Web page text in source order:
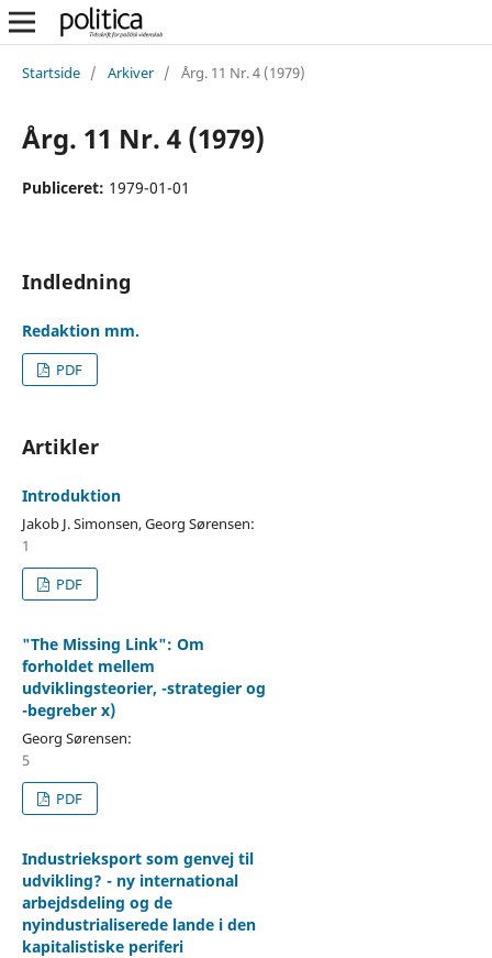
Startside / Arkiver / Årg. 11 Nr. 4 (1979)
Årg. 11 Nr. 4 (1979)
Publiceret: 1979-01-01
Indledning
Redaktion mm.
PDF
Artikler
Introduktion
Jakob J. Simonsen, Georg Sørensen:
1
PDF
"The Missing Link": Om
forholdet mellem
udviklingsteorier, -strategier og
-begreber x)
Georg Sørensen:
5
PDF
Industrieksport som genvej til
udvikling? - ny international
arbejdsdeling og de
nyindustrialiserede lande i den
kapitalistiske periferi